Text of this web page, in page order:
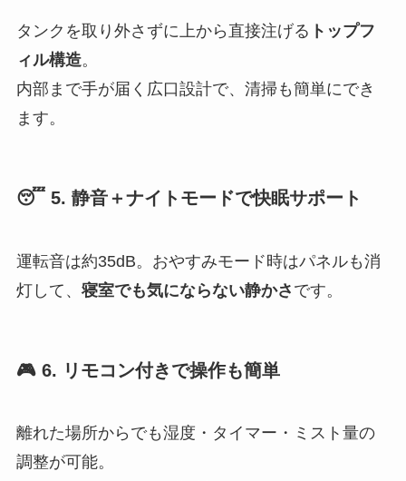
タンクを取り外さずに上から直接注げる トップフ
ィル構造。
内部まで手が届く広口設計で、清掃も簡単にでき
ます。
😴 5. 静音＋ナイトモードで快眠サポート
運転音は約35dB。おやすみモード時はパネルも消
灯して、 寝室でも気にならない静かさ です。
🎮 6. リモコン付きで操作も簡単
離れた場所からでも湿度・タイマー・ミスト量の
調整が可能。